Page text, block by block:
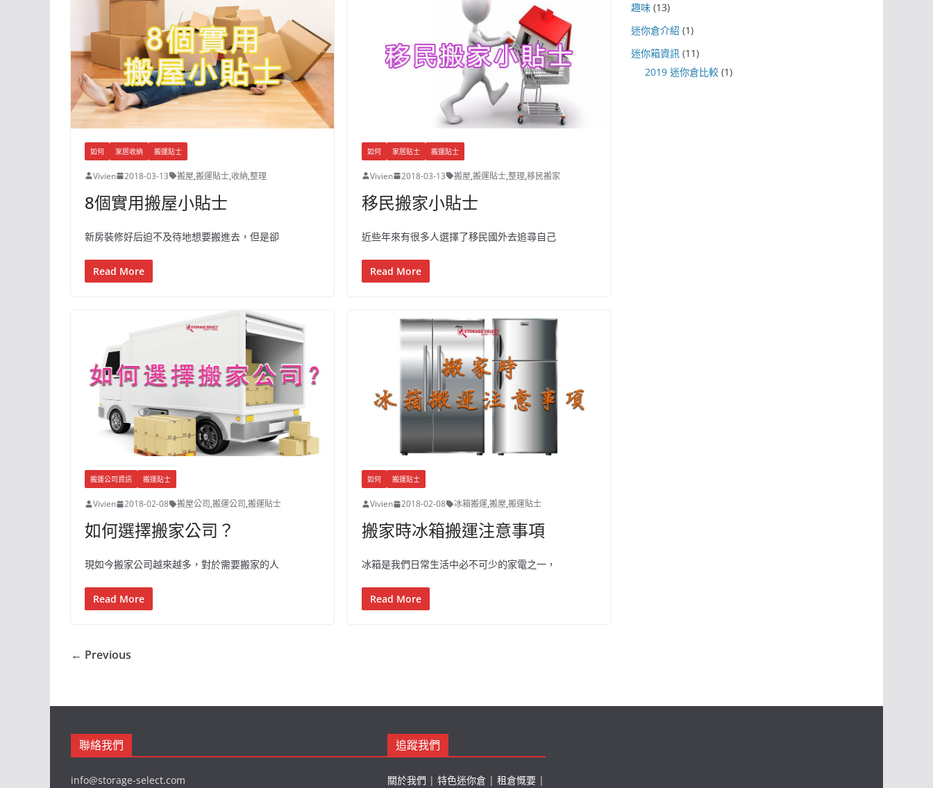
如何 家居收納 搬運貼士
Vivien 2018-03-13 搬屋,搬運貼士,收納,整理
8個實用搬屋小貼士
新房裝修好后迫不及待地想要搬進去，但是卻
Read More
如何 家居貼士 搬運貼士
Vivien 2018-03-13 搬屋,搬運貼士,整理,移民搬家
移民搬家小貼士
近些年來有很多人選擇了移民國外去追尋自己
Read More
搬運公司資訊 搬運貼士
Vivien 2018-02-08 搬屋公司,搬運公司,搬運貼士
如何選擇搬家公司？
現如今搬家公司越來越多，對於需要搬家的人
Read More
如何 搬運貼士
Vivien 2018-02-08 冰箱搬運,搬屋,搬運貼士
搬家時冰箱搬運注意事項
冰箱是我們日常生活中必不可少的家電之一，
Read More
← Previous
趣味 (13)
迷你倉介紹 (1)
迷你箱資訊 (11)
2019 迷你倉比較 (1)
聯絡我們
info@storage-select.com
追蹤我們
關於我們 | 特色迷你倉 | 租倉慨要 |